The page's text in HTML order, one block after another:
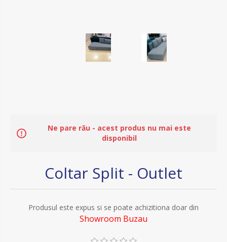
Ne pare rău - acest produs nu mai este
disponibil
Coltar Split - Outlet
Produsul este expus si se poate achizitiona doar din
Showroom Buzau